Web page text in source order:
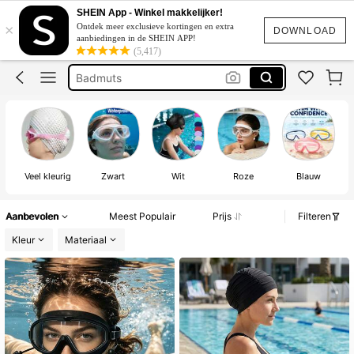
DOWNLOAD
×
SHEIN App - Winkel makkelijker!
Ontdek meer exclusieve kortingen en extra
aanbiedingen in de SHEIN APP!
(5,417)
Duikbril
Zwembril
Badmuts
Badmuts Zwemmen
Duikbril
Veel kleurig Zwart Wit Roze Blauw
Aanbevolen Meest Populair Prijs
Filteren
Kleur
Materiaal